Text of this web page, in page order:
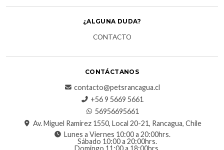
¿ALGUNA DUDA?
CONTACTO
CONTÁCTANOS
contacto@petsrancagua.cl
‪+56 9 5669 5661‬
56956695661‬
Av. Miguel Ramírez 1550, Local 20-21, Rancagua, Chile
Lunes a Viernes 10:00 a 20:00hrs.
Sábado 10:00 a 20:00hrs.
Domingo 11:00 a 18:00hrs.